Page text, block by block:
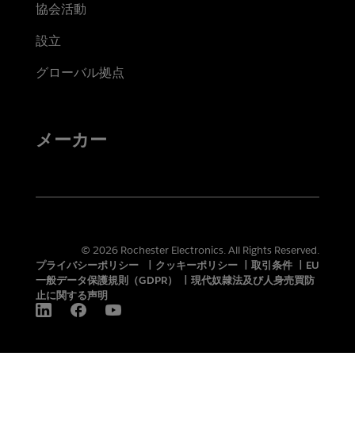
協会活動
設立
グローバル拠点
メーカー
© 2026 Rochester Electronics. All Rights Reserved.
プライバシーポリシー
クッキーポリシー 取引条件
EU
一般データ保護規則（GDPR）
現代奴隷法及び人身売買防
止に関する声明